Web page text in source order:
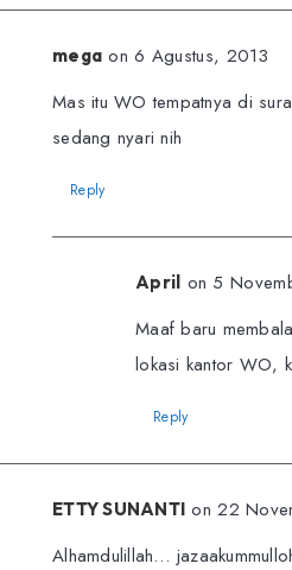
mega on 6 Agustus, 2013
Mas itu WO tempatnya di
sedang nyari nih
Reply
April on 5
Maaf baru
lokasi kantor WO,
Reply
ETTY SUNANTI on 22
Alhamdulillah…